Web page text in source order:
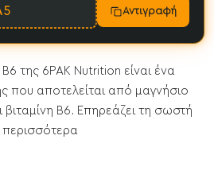
Αντιγραφή
της 6PAK Nutrition είναι ένα
που αποτελείται από μαγνήσιο
βιταμίνη Β6. Επηρεάζει τη σωστή
περισσότερα